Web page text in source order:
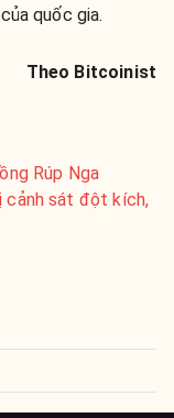
quốc gia.
Theo Bitcoinist
Rúp Nga
cảnh sát đột kích,